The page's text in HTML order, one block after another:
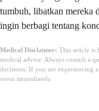
tumbuh, libatkan mereka
ingin berbagi tentang
Medical Disclaimer: This article is
medical advice. Always consult a
decisions. If you are experiencing
room immediately.